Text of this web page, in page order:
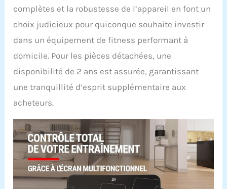
complètes et la robustesse de l’appareil en font un
choix judicieux pour quiconque souhaite investir
dans un équipement de fitness performant à
domicile. Pour les pièces détachées, une
disponibilité de 2 ans est assurée, garantissant
une tranquillité d’esprit supplémentaire aux
acheteurs.